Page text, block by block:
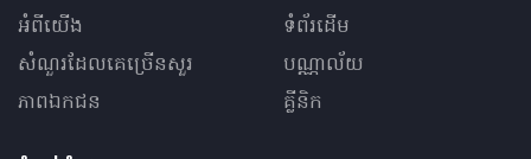
អំពីយើង
សំណួរ​ដែលគេ​ច្រើន​សួរ
ភាពឯកជន
ទំព័រដើម
បណ្ណាល័យ
គ្លីនិក